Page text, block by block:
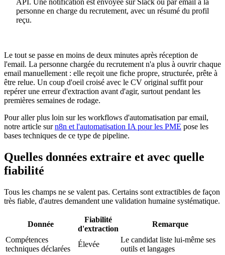
API. Une notification est envoyée sur Slack ou par email à la
personne en charge du recrutement, avec un résumé du profil
reçu.
Le tout se passe en moins de deux minutes après réception de
l'email. La personne chargée du recrutement n'a plus à ouvrir chaque
email manuellement : elle reçoit une fiche propre, structurée, prête à
être relue. Un coup d'oeil croisé avec le CV original suffit pour
repérer une erreur d'extraction avant d'agir, surtout pendant les
premières semaines de rodage.
Pour aller plus loin sur les workflows d'automatisation par email,
notre article surn8n et l'automatisation IA pour les PME pose les
bases techniques de ce type de pipeline.
Quelles données extraire et avec quelle
fiabilité
Tous les champs ne se valent pas. Certains sont extractibles de façon
très fiable, d'autres demandent une validation humaine systématique.
Donnée
Fiabilité
d'extraction
Remarque
Compétences
techniques déclarées
Élevée
Le candidat liste lui-même ses
outils et langages